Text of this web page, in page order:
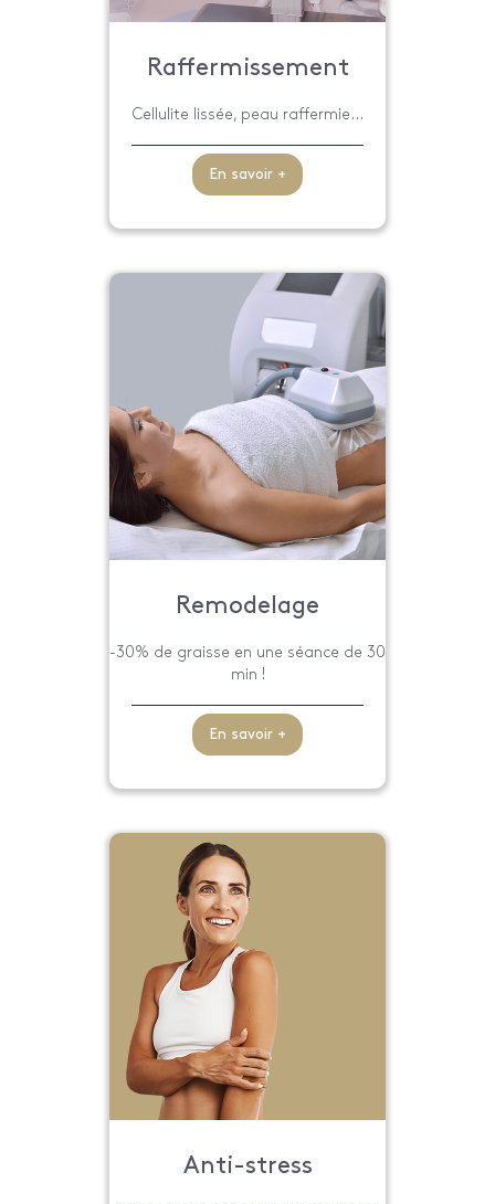
Raffermissement
Cellulite lissée, peau raffermie...
En savoir +
Remodelage
-30% de graisse en une séance de 30
min !
En savoir +
Anti-stress